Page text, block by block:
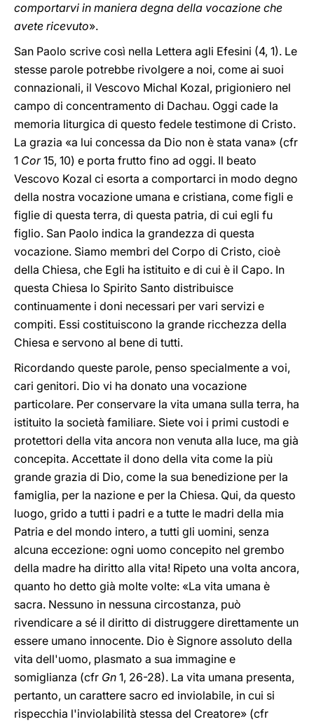
comportarvi in maniera degna della vocazione che
avete ricevuto».
San Paolo scrive così nella Lettera agli Efesini (4, 1). Le
stesse parole potrebbe rivolgere a noi, come ai suoi
connazionali, il Vescovo Michal Kozal, prigioniero nel
campo di concentramento di Dachau. Oggi cade la
memoria liturgica di questo fedele testimone di Cristo.
La grazia «a lui concessa da Dio non è stata vana» (cfr
1 Cor15, 10) e porta frutto fino ad oggi. Il beato
Vescovo Kozal ci esorta a comportarci in modo degno
della nostra vocazione umana e cristiana, come figli e
figlie di questa terra, di questa patria, di cui egli fu
figlio. San Paolo indica la grandezza di questa
vocazione. Siamo membri del Corpo di Cristo, cioè
della Chiesa, che Egli ha istituito e di cui è il Capo. In
questa Chiesa lo Spirito Santo distribuisce
continuamente i doni necessari per vari servizi e
compiti. Essi costituiscono la grande ricchezza della
Chiesa e servono al bene di tutti.
Ricordando queste parole, penso specialmente a voi,
cari genitori. Dio vi ha donato una vocazione
particolare. Per conservare la vita umana sulla terra, ha
istituito la società familiare. Siete voi i primi custodi e
protettori della vita ancora non venuta alla luce, ma già
concepita. Accettate il dono della vita come la più
grande grazia di Dio, come la sua benedizione per la
famiglia, per la nazione e per la Chiesa. Qui, da questo
luogo, grido a tutti i padri e a tutte le madri della mia
Patria e del mondo intero, a tutti gli uomini, senza
alcuna eccezione: ogni uomo concepito nel grembo
della madre ha diritto alla vita! Ripeto una volta ancora,
quanto ho detto già molte volte: «La vita umana è
sacra. Nessuno in nessuna circostanza, può
rivendicare a sé il diritto di distruggere direttamente un
essere umano innocente. Dio è Signore assoluto della
vita dell'uomo, plasmato a sua immagine e
somiglianza (cfr Gn 1, 26-28). La vita umana presenta,
pertanto, un carattere sacro ed inviolabile, in cui si
rispecchia l'inviolabilità stessa del Creatore» (cfr